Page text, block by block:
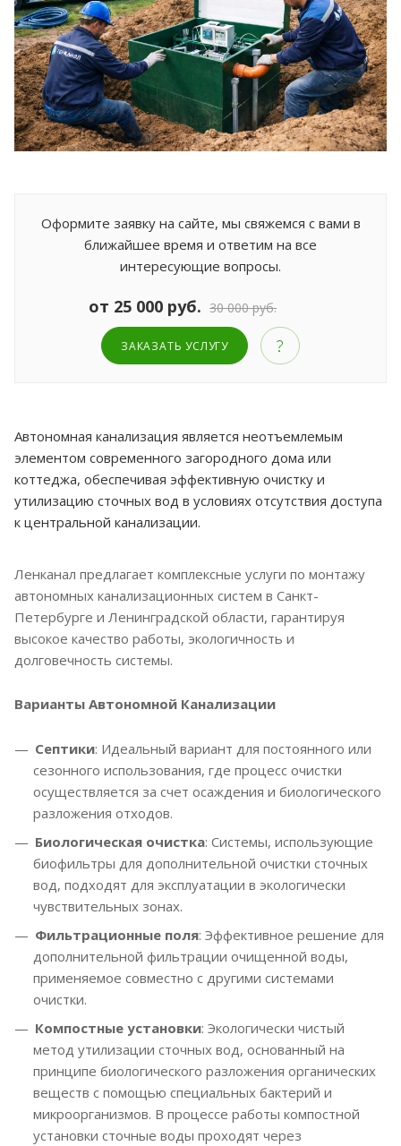
Оформите заявку на сайте, мы свяжемся с вами в
ближайшее время и ответим на все
интересующие вопросы.
от 25 000 руб. 30 000 руб.
ЗАКАЗАТЬ УСЛУГУ
Автономная канализация является неотъемлемым
элементом современного загородного дома или
коттеджа, обеспечивая эффективную очистку и
утилизацию сточных вод в условиях отсутствия доступа
к центральной канализации.
Ленканал предлагает комплексные услуги по монтажу
автономных канализационных систем в Санкт-
Петербурге и Ленинградской области, гарантируя
высокое качество работы, экологичность и
долговечность системы.
Варианты Автономной Канализации
Септики: Идеальный вариант для постоянного или
сезонного использования, где процесс очистки
осуществляется за счет осаждения и биологического
разложения отходов.
Биологическая очистка: Системы, использующие
биофильтры для дополнительной очистки сточных
вод, подходят для эксплуатации в экологически
чувствительных зонах.
Фильтрационные поля: Эффективное решение для
дополнительной фильтрации очищенной воды,
применяемое совместно с другими системами
очистки.
Компостные установки: Экологически чистый
метод утилизации сточных вод, основанный на
принципе биологического разложения органических
веществ с помощью специальных бактерий и
микроорганизмов. В процессе работы компостной
установки сточные воды проходят через